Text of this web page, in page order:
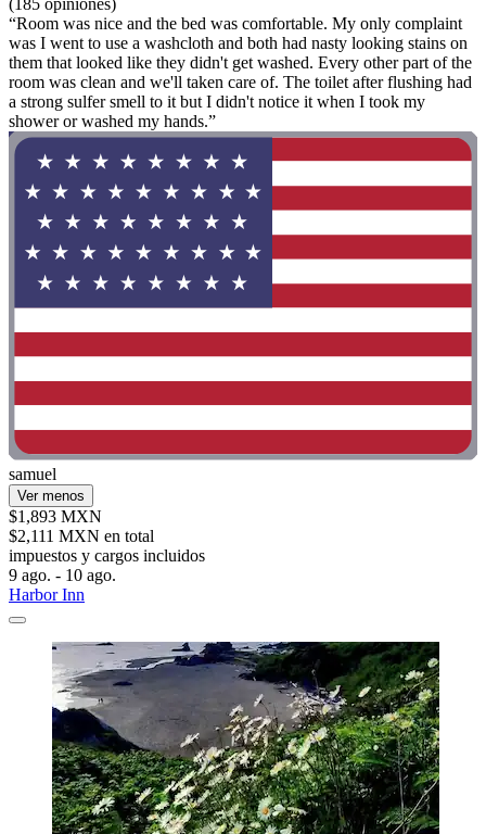
(185 opiniones)
“Room was nice and the bed was comfortable. My only complaint
was I went to use a washcloth and both had nasty looking stains on
them that looked like they didn't get washed. Every other part of the
room was clean and we'll taken care of. The toilet after flushing had
a strong sulfer smell to it but I didn't notice it when I took my
shower or washed my hands.”
samuel
Ver menos
$1,893 MXN
$2,111 MXN en total
impuestos y cargos incluidos
9 ago. - 10 ago.
Harbor Inn